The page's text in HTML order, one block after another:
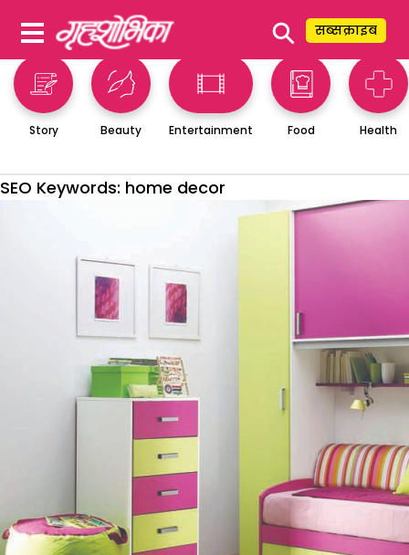
⚲ सब्सक्राइब
Story Beauty Entertainment Food Health
SEO Keywords: home decor